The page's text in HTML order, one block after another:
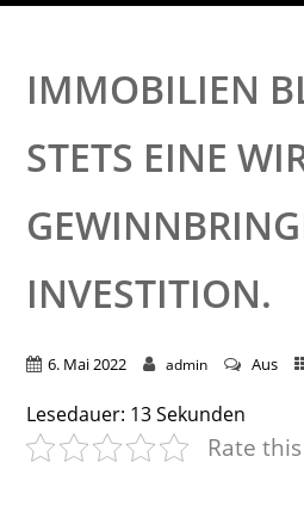
IMMOBILIEN
STETS EINE
INVESTITION.
6. Mai 2022 admin Aus
Lesedauer: 13Sekunden
Rate